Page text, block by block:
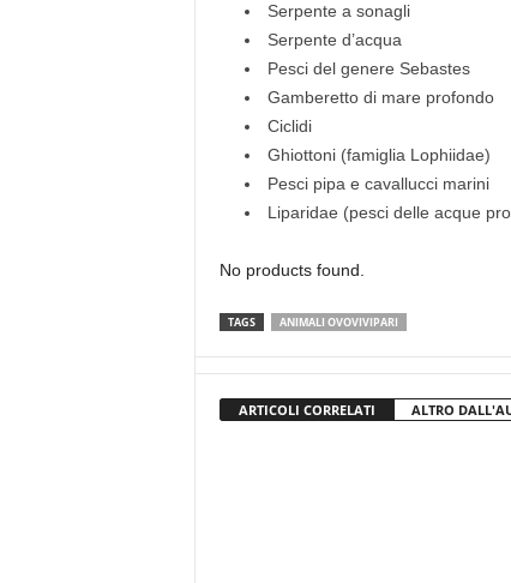
Serpente a sonagli
Serpente d’acqua
Pesci del genere Sebastes
Gamberetto di mare profondo
Ciclidi
Ghiottoni (famiglia Lophiidae)
Pesci pipa e cavallucci marini
Liparidae (pesci delle acque
No products found.
TAGS ANIMALI OVOVIVIPARI
ARTICOLI CORRELATI ALTRO